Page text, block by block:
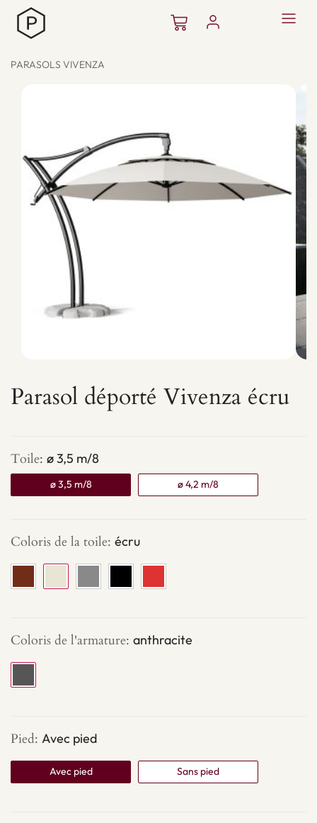
contenu
Panier
PARASOLS VIVENZA
Parasol déporté Vivenza écru
Toile: ø 3,5 m/8
ø 3,5 m/8 ø 4,2 m/8
Coloris de la toile: écru
Coloris de l'armature: anthracite
Pied: Avec pied
Avec pied Sans pied
de
déporté